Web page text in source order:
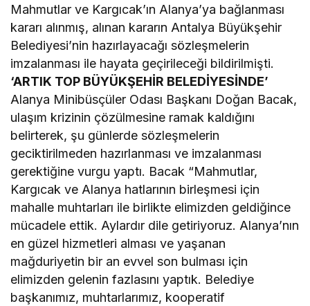
Mahmutlar ve Kargıcak’ın Alanya’ya bağlanması
kararı alınmış, alınan kararın Antalya Büyükşehir
Belediyesi’nin hazırlayacağı sözleşmelerin
imzalanması ile hayata geçirileceği bildirilmişti.
‘ARTIK TOP BÜYÜKŞEHİR BELEDİYESİNDE’
Alanya Minibüsçüler Odası Başkanı Doğan Bacak,
ulaşım krizinin çözülmesine ramak kaldığını
belirterek, şu günlerde sözleşmelerin
geciktirilmeden hazırlanması ve imzalanması
gerektiğine vurgu yaptı. Bacak “Mahmutlar,
Kargıcak ve Alanya hatlarının birleşmesi için
mahalle muhtarları ile birlikte elimizden geldiğince
mücadele ettik. Aylardır dile getiriyoruz. Alanya’nın
en güzel hizmetleri alması ve yaşanan
mağduriyetin bir an evvel son bulması için
elimizden gelenin fazlasını yaptık. Belediye
başkanımız, muhtarlarımız, kooperatif